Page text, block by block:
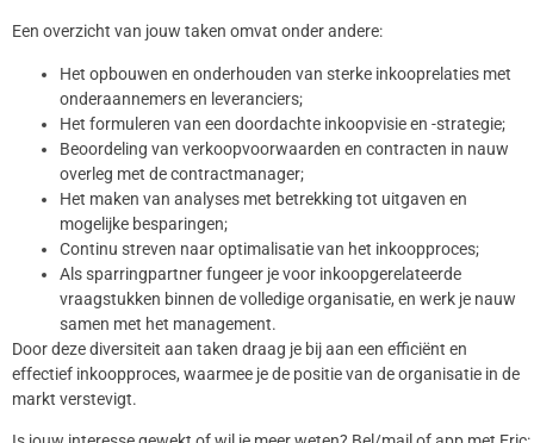
Een overzicht van jouw taken omvat onder andere:
Het opbouwen en onderhouden van sterke inkooprelaties met
onderaannemers en leveranciers;
Het formuleren van een doordachte inkoopvisie en -strategie;
Beoordeling van verkoopvoorwaarden en contracten in nauw
overleg met de contractmanager;
Het maken van analyses met betrekking tot uitgaven en
mogelijke besparingen;
Continu streven naar optimalisatie van het inkoopproces;
Als sparringpartner fungeer je voor inkoopgerelateerde
vraagstukken binnen de volledige organisatie, en werk je nauw
samen met het management.
Door deze diversiteit aan taken draag je bij aan een efficiënt en
effectief inkoopproces, waarmee je de positie van de organisatie in de
markt verstevigt.